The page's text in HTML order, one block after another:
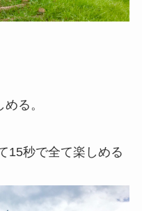
る。
15秒で全て楽しめる